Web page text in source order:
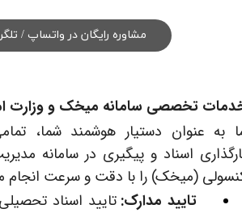
تخصصی سامانه میخک و وزارت
به عنوان دستیار هوشمند شما،
اسناد و پیگیری در سامانه
(میخک) را با دقت و سرعت انجام
تایید مدارک: تایید اسناد
مشاوره رایگان در واتساپ /